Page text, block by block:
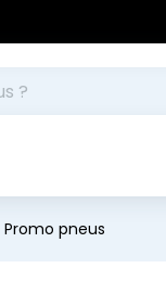
Promo pneus